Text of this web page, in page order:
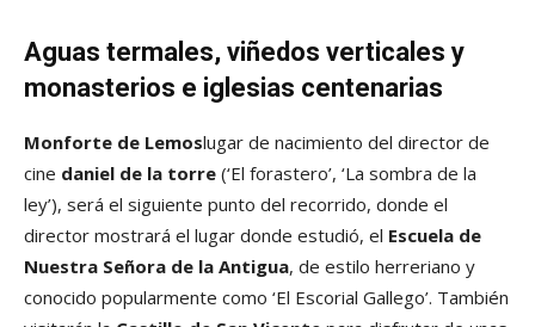
Aguas termales, viñedos verticales y
monasterios e iglesias centenarias
Monforte de Lemoslugar de nacimiento del director de
cine daniel de la torre (‘El forastero’, ‘La sombra de la
ley’), será el siguiente punto del recorrido, donde el
director mostrará el lugar donde estudió, el Escuela de
Nuestra Señora de la Antigua, de estilo herreriano y
conocido popularmente como ‘El Escorial Gallego’. También